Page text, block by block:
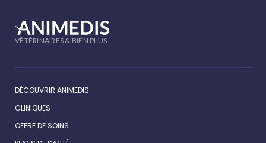
VÉTÉRINAIRES & BIEN PLUS
DÉCOUVRIR ANIMEDIS
CLINIQUES
OFFRE DE SOINS